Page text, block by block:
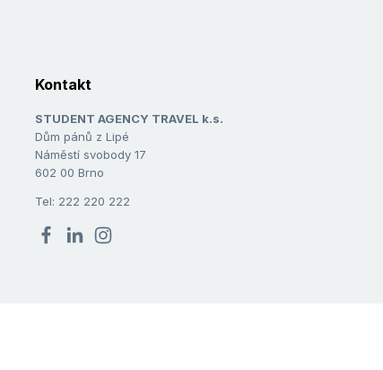
Kontakt
STUDENT AGENCY TRAVEL k.s.
Dům pánů z Lipé
Náměstí svobody 17
602 00 Brno
Tel: 222 220 222